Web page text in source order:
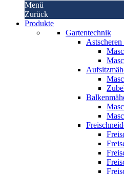
Menü
Zurück
Produkte
Gartentechnik